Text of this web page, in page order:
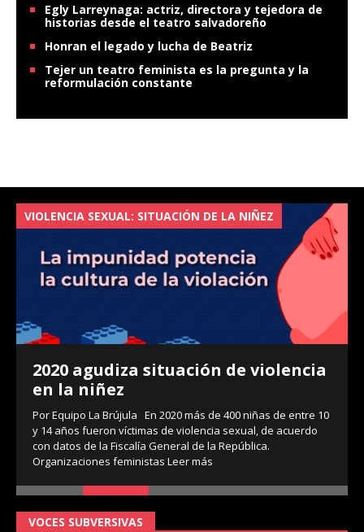
Egly Larreynaga: actriz, directora y tejedora de
historias desde el teatro salvadoreño
Honran el legado y lucha de Beatriz
Tejer un teatro feminista es la pregunta y la
reformulación constante
VIOLENCIA SEXUAL: SITUACIÓN DE LA NIÑEZ
2020 agudiza situación de violencia
en la niñez
Por Equipo La Brújula En 2020 más de 400 niñas de entre 10
y 14 años fueron víctimas de violencia sexual, de acuerdo
con datos de la Fiscalía General de la República.
Organizaciones feministas Leer más
VOCES SUBVERSIVAS